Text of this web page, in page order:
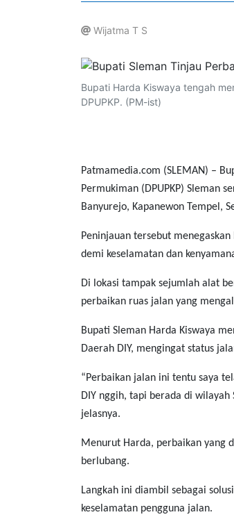
Wijatma T S
Bupati Harda Kiswaya tengah
DPUPKP. (PM-ist)
Patmamedia.com (SLEMAN) –
Permukiman (DPUPKP) Sleman
Banyurejo, Kapanewon Tempel,
Peninjauan tersebut
demi keselamatan dan
Di lokasi tampak sejumlah alat
perbaikan ruas jalan yang
Bupati Sleman Harda Kiswaya
Daerah DIY, mengingat status
“Perbaikan jalan ini tentu saya
DIY nggih, tapi berada di
jelasnya.
Menurut Harda, perbaikan yang
berlubang.
Langkah ini diambil sebagai
keselamatan pengguna jalan.